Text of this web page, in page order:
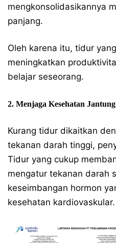
mengkonsolidasikannya
panjang.
Oleh karena itu, tidur
meningkatkan
belajar seseorang.
2. Menjaga Kesehatan Jantung
Kurang tidur dikaitkan
tekanan darah tinggi,
Tidur yang cukup
mengatur tekanan darah
keseimbangan hormon
kesehatan kardiovaskular.